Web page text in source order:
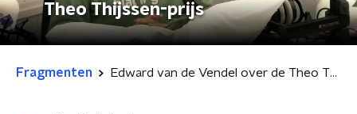
Theo Thijssen-prijs
Fragmenten Edward van de Vendel over de Theo Thijssen-prijs